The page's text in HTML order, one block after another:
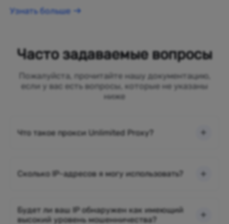
Узнать больше
Часто задаваемые вопросы
Пожалуйста, прочитайте нашу документацию,
если у вас есть вопросы, которые не указаны
ниже
Что такое прокси Unlimited Proxy?
Сколько IP-адресов я могу использовать?
Будет ли ваш IP обнаружен как имеющий
высокий уровень мошенничества?